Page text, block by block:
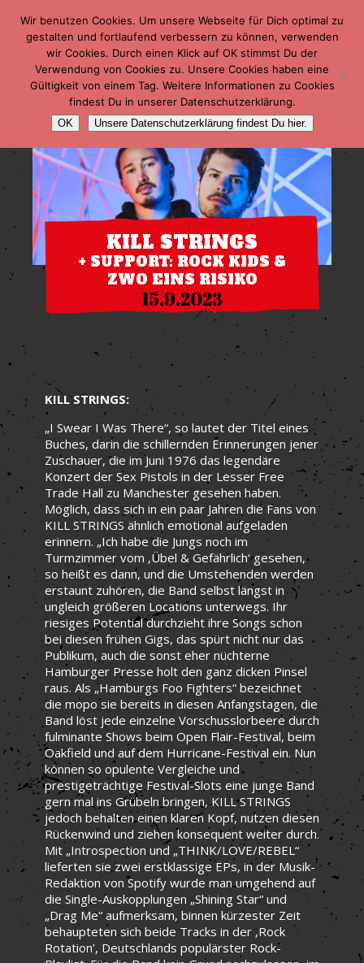
KILL STRINGS
+ SUPPORT: ROCK KIDS &
ZWO EINS RISIKO
15.9.2023
KILL STRINGS:
„I Swear I Was There“, so lautet der Titel eines
Buches, darin die schillernden Erinnerungen jener
Zuschauer, die im Juni 1976 das legendäre
Konzert der Sex Pistols in der Lesser Free
Trade Hall zu Manchester gesehen haben.
Möglich, dass sich in ein paar Jahren die Fans von
KILL STRINGS ähnlich emotional aufgeladen
erinnern. „Ich habe die Jungs noch im
Turmzimmer vom ‚Übel & Gefährlich‘ gesehen,
so heißt es dann, und die Umstehenden werden
erstaunt zuhören, die Band selbst längst in
ungleich größeren Locations unterwegs. Ihr
riesiges Potential durchzieht ihre Songs schon
bei diesen frühen Gigs, das spürt nicht nur das
Publikum, auch die sonst eher nüchterne
Hamburger Presse holt den ganz dicken Pinsel
raus. Als „Hamburgs Foo Fighters“ bezeichnet
die mopo sie bereits in diesen Anfangstagen, die
Band löst jede einzelne Vorschusslorbeere durch
fulminante Shows beim Open Flair-Festival, beim
Oakfield und auf dem Hurricane-Festival ein. Nun
können so opulente Vergleiche und
prestigeträchtige Festival-Slots eine junge Band
gern mal ins Grübeln bringen, KILL STRINGS
jedoch behalten einen klaren Kopf, nutzen diesen
Rückenwind und ziehen konsequent weiter durch.
Mit „Introspection und „THINK/LOVE/REBEL“
lieferten sie zwei erstklassige EPs, in der Musik-
Redaktion von Spotify wurde man umgehend auf
die Single-Auskopplungen „Shining Star“ und
„Drag Me“ aufmerksam, binnen kürzester Zeit
behaupteten sich beide Tracks in der ‚Rock
Rotation’, Deutschlands populärster Rock-
Wir benutzen Cookies. Um unsere Webseite für Dich optimal zu
gestalten und fortlaufend verbessern zu können, verwenden
wir Cookies. Durch einen Klick auf OK stimmst Du der
Verwendung von Cookies zu. Unsere Cookies haben eine
Gültigkeit von einem Tag. Weitere Informationen zu Cookies
findest Du in unserer Datenschutzerklärung.
OK Unsere Datenschutzerklärung findest Du hier.